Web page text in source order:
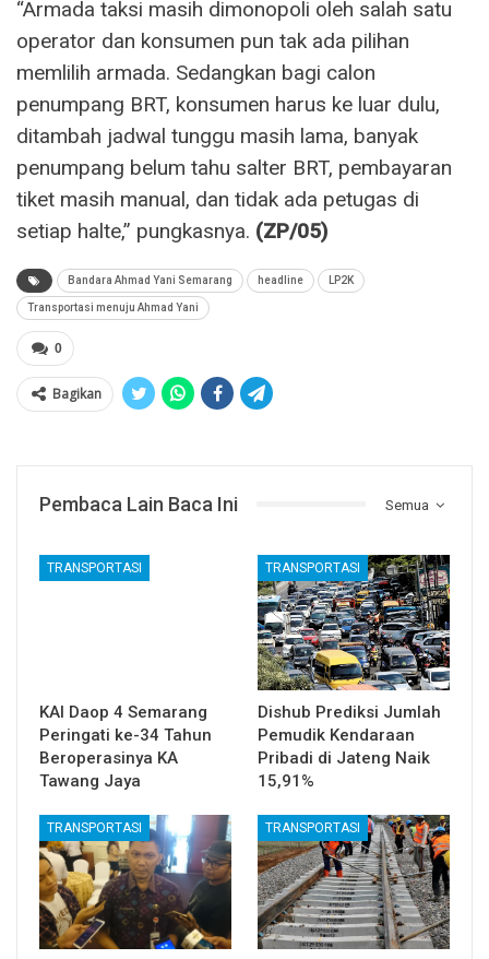
“Armada taksi masih dimonopoli oleh salah satu
operator dan konsumen pun tak ada pilihan
memlilih armada. Sedangkan bagi calon
penumpang BRT, konsumen harus ke luar dulu,
ditambah jadwal tunggu masih lama, banyak
penumpang belum tahu salter BRT, pembayaran
tiket masih manual, dan tidak ada petugas di
setiap halte,” pungkasnya. (ZP/05)
Bandara Ahmad Yani Semarang headline LP2K
Transportasi menuju Ahmad Yani
0
Bagikan
Semua
Pembaca Lain Baca Ini
TRANSPORTASI
KAI Daop 4 Semarang
Peringati ke-34 Tahun
Beroperasinya KA
Tawang Jaya
TRANSPORTASI
Dishub Prediksi Jumlah
Pemudik Kendaraan
Pribadi di Jateng Naik
15,91%
TRANSPORTASI TRANSPORTASI